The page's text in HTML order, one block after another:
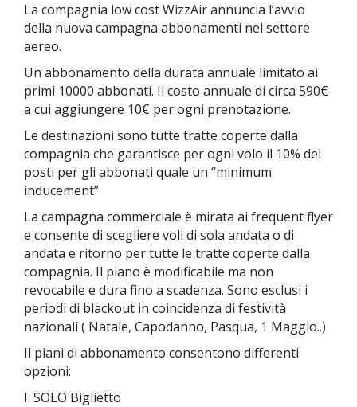
La compagnia low cost WizzAir annuncia l’avvio
della nuova campagna abbonamenti nel settore
aereo.
Un abbonamento della durata annuale limitato ai
primi 10000 abbonati. Il costo annuale di circa 590€
a cui aggiungere 10€ per ogni prenotazione.
Le destinazioni sono tutte tratte coperte dalla
compagnia che garantisce per ogni volo il 10% dei
posti per gli abbonati quale un “minimum
inducement”
La campagna commerciale è mirata ai frequent flyer
e consente di scegliere voli di sola andata o di
andata e ritorno per tutte le tratte coperte dalla
compagnia. Il piano è modificabile ma non
revocabile e dura fino a scadenza. Sono esclusi i
periodi di blackout in coincidenza di festività
nazionali ( Natale, Capodanno, Pasqua, 1 Maggio..)
Il piani di abbonamento consentono differenti
opzioni:
I. SOLO Biglietto